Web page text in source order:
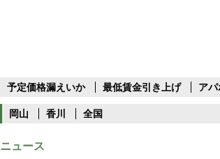
予定価格漏えいか 最低賃金引き上げ ア
岡山 香川 全国
ニュース